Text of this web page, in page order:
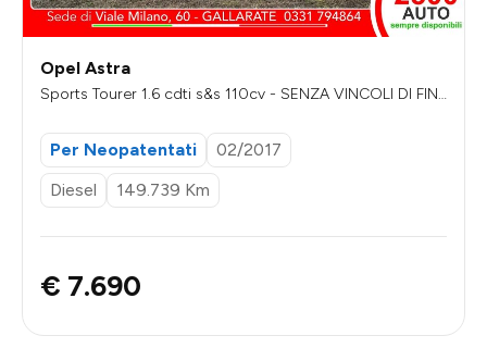
Opel Astra
Sports Tourer 1.6 cdti s&s 110cv - SENZA VINCOLI DI FIN
Per Neopatentati
02/2017
Diesel
149.739 Km
€ 7.690